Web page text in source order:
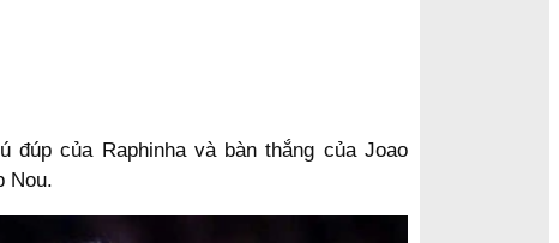
đúp của Raphinha và bàn thắng của Joao
Nou.